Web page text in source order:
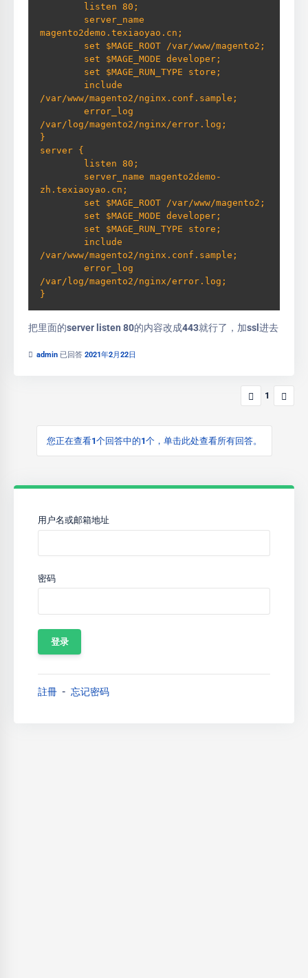
magento2demo.texiaoyao.cn;
/var/www/magento2/nginx.conf.sample;
/var/log/magento2/nginx/error.log;
}
server {
zh.texiaoyao.cn;
/var/www/magento2/nginx.conf.sample;
/var/log/magento2/nginx/error.log;
}
把里面的server listen 80的内容改成443就行了，加ssl进去
admin 已回答 2021年2月22日
1
您正在查看1个回答中的1个，单击此处查看所有回答。
用户名或邮箱地址
密码
註冊 忘记密码